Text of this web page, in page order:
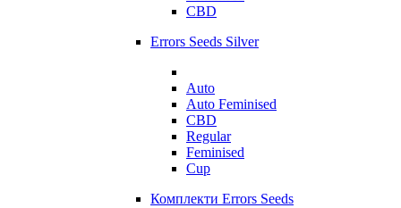
CBD
Errors Seeds Silver
Auto
Auto Feminised
CBD
Regular
Feminised
Cup
Комплекти Errors Seeds